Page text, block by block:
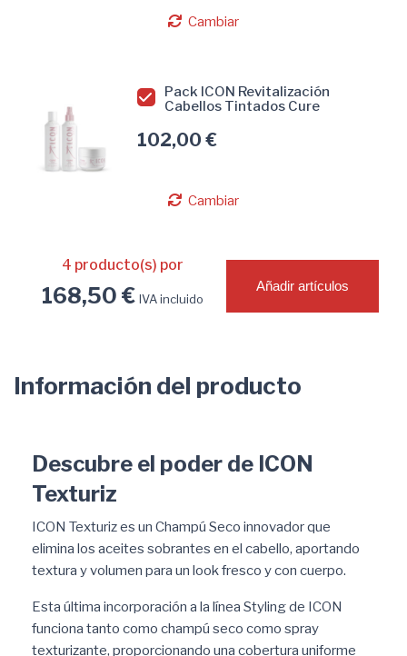
Cambiar
Pack ICON Revitalización
Cabellos Tintados Cure
102,00 €
Cambiar
4 producto(s) por
168,50 € IVA incluido
Añadir artículos
Información del producto
Descubre el poder de ICON
Texturiz
ICON Texturiz es un Champú Seco innovador que
elimina los aceites sobrantes en el cabello, aportando
textura y volumen para un look fresco y con cuerpo.
Esta última incorporación a la línea Styling de ICON
funciona tanto como champú seco como spray
texturizante, proporcionando una cobertura uniforme